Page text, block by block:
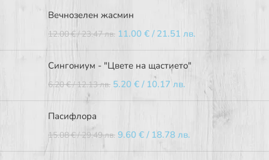
Вечнозелен жасмин
12.00€/ 23.47 лв. 11.00 € / 21.51 лв.
Сингониум - "Цвете на щастието"
6.20€/ 12.13 лв. 5.20 € / 10.17 лв.
Пасифлора
15.08€/ 29.49 лв. 9.60 € / 18.78 лв.